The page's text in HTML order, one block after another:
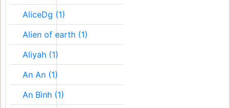
AliceDg (1)
Alien of earth (1)
Aliyah (1)
An An (1)
An Bình (1)